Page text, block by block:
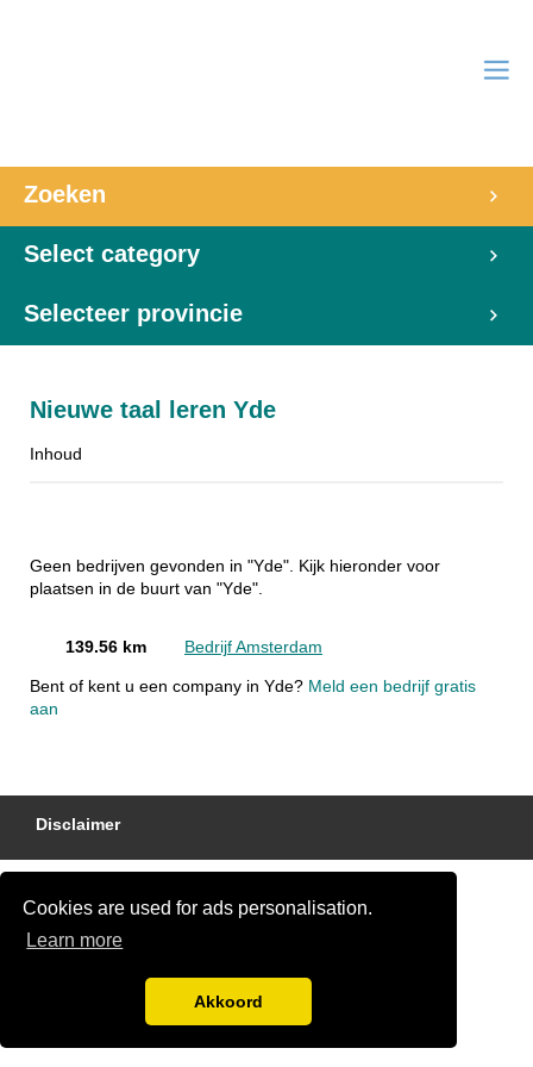
Cookies are used for ads personalisation.
Learn more
Akkoord
Zoeken
Select category
Selecteer provincie
Nieuwe taal leren Yde
Inhoud
Geen bedrijven gevonden in "Yde". Kijk hieronder voor
plaatsen in de buurt van "Yde".
139.56 km Bedrijf Amsterdam
Bent of kent u een company in Yde? Meld een bedrijf gratis
aan
Disclaimer